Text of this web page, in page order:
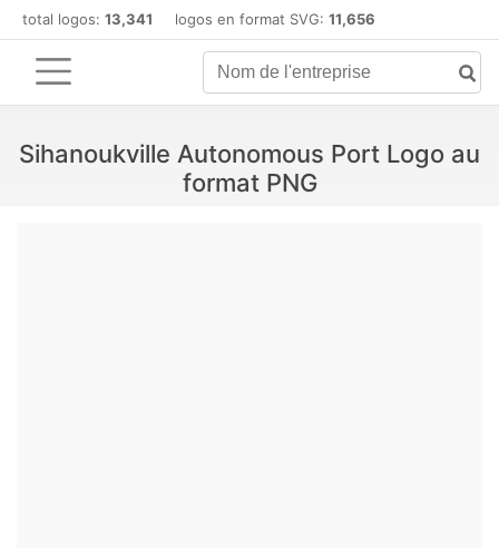
total logos: 13,341 logos en format SVG: 11,656
Sihanoukville Autonomous Port Logo au
format PNG